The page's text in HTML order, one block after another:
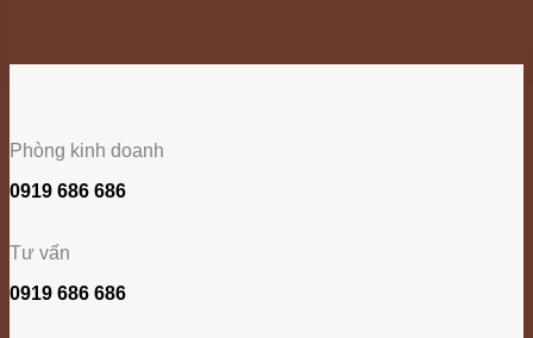
Phòng kinh doanh
0919 686 686
Tư vấn
0919 686 686